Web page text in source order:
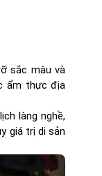
sắc màu và
ẩm thực địa
làng nghề,
giá trị di sản